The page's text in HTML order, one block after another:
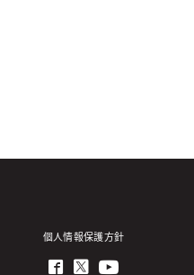
個人情報保護方針